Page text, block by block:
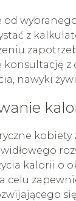
z
konsultację
nawyki
kalorii o
celu
się